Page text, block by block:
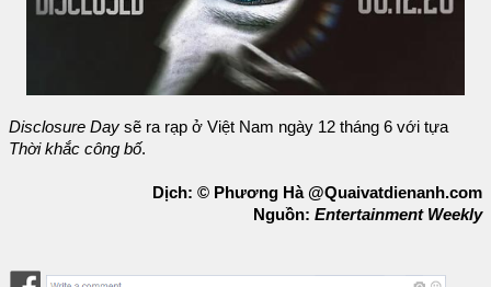
Disclosure Day sẽ ra rạp ở Việt Nam ngày 12 tháng 6 với tựa
Thời khắc công bố.
Dịch: © Phương Hà @Quaivatdienanh.com
Nguồn: Entertainment Weekly